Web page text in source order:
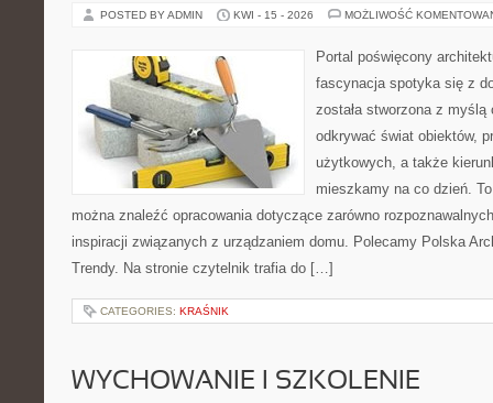
POSTED BY ADMIN KWI - 15 - 2026 MOŻLIWOŚĆ
Portal poświęcony
fascynacja spotyka się z
została stworzona z
odkrywać świat obiektów,
użytkowych, a także
mieszkamy na co dzień.
można znaleźć opracowania dotyczące zarówno
inspiracji związanych z urządzaniem domu. Polecamy Polska
Trendy. Na stronie czytelnik trafia do […]
CATEGORIES: KRAŚNIK
WYCHOWANIE I SZKOLENIE